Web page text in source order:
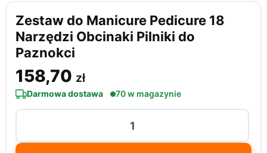
Zestaw do Manicure Pedicure 18
Narzędzi Obcinaki Pilniki do
Paznokci
158,70 zł
Darmowa dostawa 70 w magazynie
do